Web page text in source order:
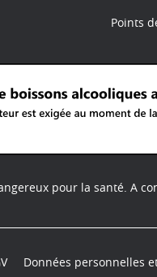
Points
pour la santé. A
Données personnelles